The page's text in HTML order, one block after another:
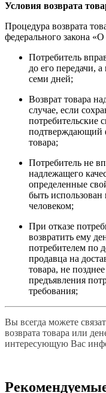
Условия возврата
Процедура возврата
федерального закона
Потребитель
до его передачи,
семи дней;
Возврат товара
случае, если
потребительские
подтверждающий
товара;
Потребитель не
надлежащего
определенные
быть
человеком;
При отказе
возвратить ему
потребителем по
продавца на
товара, не
предъявления
требования;
Вы всегда можете
возврата товара или
интересующую Вас